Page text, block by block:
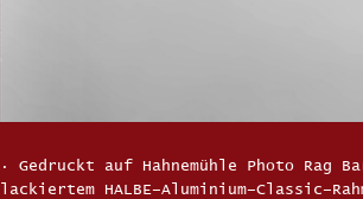
· Gedruckt auf Hahnemühle Photo Rag
lackiertem